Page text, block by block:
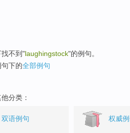
找不到"laughingstock"的例句。
下的全部例句
分类：
双语例句 权威